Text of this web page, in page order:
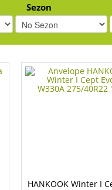
Sezon
HANKOOK Winter I